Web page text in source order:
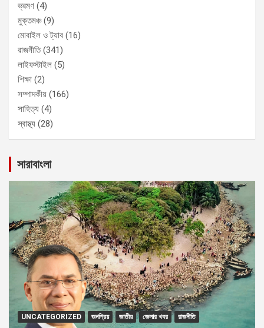
ভ্রমণ (4)
মুক্তমঞ্চ(9)
মোবাইল ও ট্যাব (16)
রাজনীতি(341)
লাইফস্টাইল (5)
শিক্ষা (2)
সম্পাদকীয় (166)
সাহিত্য (4)
স্বাস্থ্য (28)
সারাবাংলা
UNCATEGORIZED জনপ্রিয় জাতীয় জেলার খবর রাজনীতি